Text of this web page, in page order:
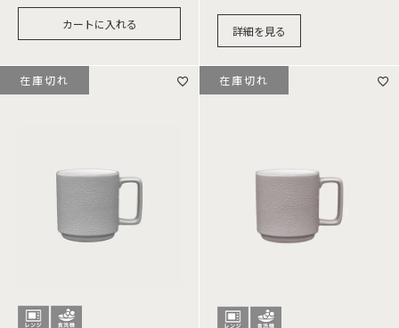
カートに入れる 詳細を見る
在庫切れ 在庫切れ